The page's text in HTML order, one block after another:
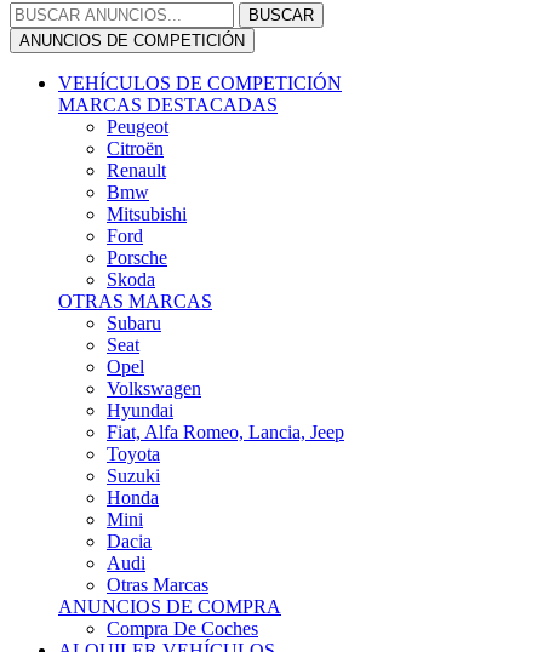
Seat
Opel
Volkswagen
Hyundai
Fiat, Alfa Romeo, Lancia, Jeep
Toyota
Suzuki
Honda
Mini
Dacia
Audi
Otras Marcas
ANUNCIOS DE COMPRA
Compra De Coches
ALQUILER VEHÍCULOS
ALQUILER VEHÍCULOS
Ofertas
Búsquedas
PERSONAL
COPILOTOS
Copilotos Disponibles
Busqueda De Copilotos
MECANICOS
Mecánicos Disponibles
Búsqueda De Mecánicos
PIEZAS DE COMPETICIÓN
MECÁNICA
Motores
Refrigeración
Electrónica